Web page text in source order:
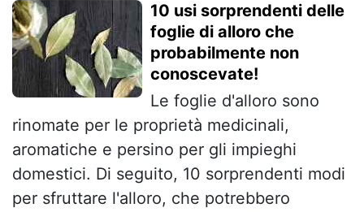
10 usi sorprendenti delle
foglie di alloro che
probabilmente non
conoscevate!
Le foglie d'alloro sono
rinomate per le proprietà medicinali,
aromatiche e persino per gli impieghi
domestici. Di seguito, 10 sorprendenti modi
per sfruttare l'alloro, che potrebbero